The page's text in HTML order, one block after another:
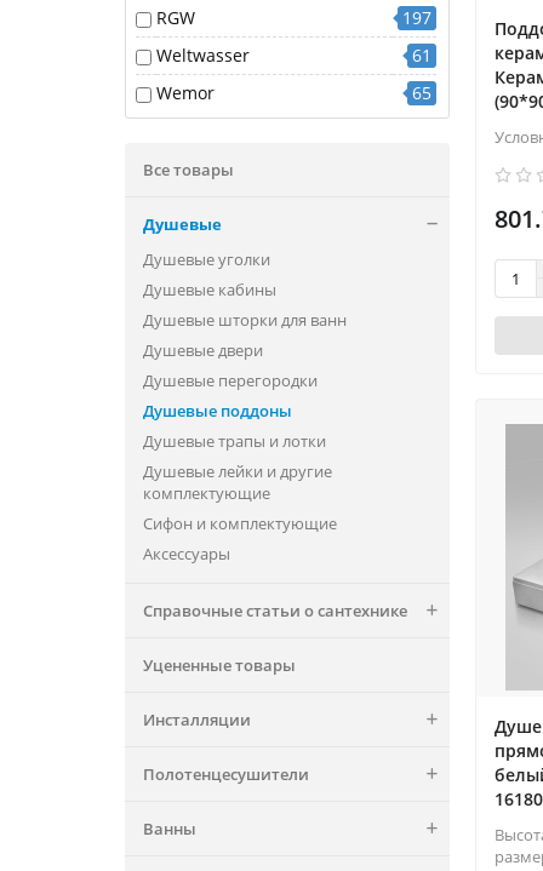
700x800
1
750x750
2
800x1000
7
800x1100
2
800x1400
4
800x1500
800x1600
800x1700
800x1800
800x2000
800x800
800x800х430
800х800
900x1000
900x1100
3
900x1300
900x1400
4
900x1700
2
RGW
197
Weltwasser
61
Wemor
65
Все товары
Душевые
Душевые уголки
Душевые кабины
Душевые шторки для ванн
Душевые двери
Душевые перегородки
Душевые поддоны
Душевые трапы и лотки
Душевые лейки и другие
комплектующие
Сифон и комплектующие
Аксессуары
Справочные статьи о сантехнике
Уцененные товары
Инсталляции
Полотенцесушители
Ванны